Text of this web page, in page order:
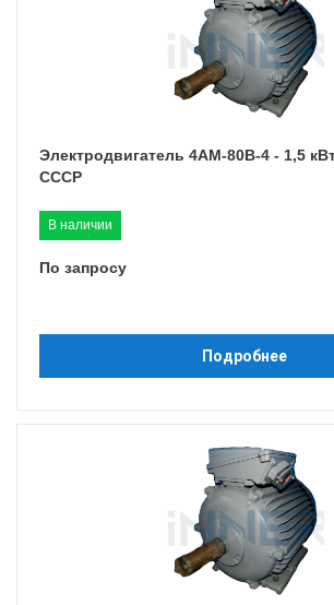
Электродвигатель 4АМ-80B-4 - 1,5
СССР
В наличии
По запросу
Подробнее